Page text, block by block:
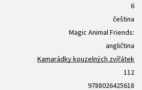
6
čeština
Magic Animal Friends:
angličtina
Kamarádky kouzelných zvířátek
112
9788026425618